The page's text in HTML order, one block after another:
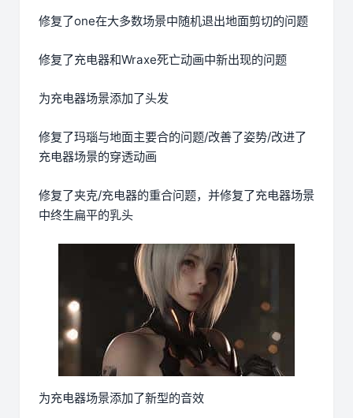
修复了one在大多数场景中随机退出地面剪切的问题
修复了充电器和Wraxe死亡动画中新出现的问题
为充电器场景添加了头发
修复了玛瑙与地面主要合的问题/改善了姿势/改进了
充电器场景的穿透动画
修复了夹克/充电器的重合问题，并修复了充电器场景
中终生扁平的乳头
为充电器场景添加了新型的音效